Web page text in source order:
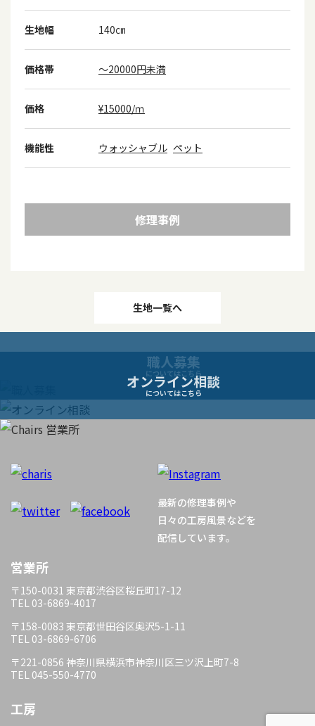
生地幅 140㎝
価格帯 ～20000円未満
価格 ¥15000/ｍ
機能性 ウォッシャブル ペット
修理事例
稿
ビ
ー
シ
ョ
ン
生地一覧へ
職人募集
についてはこちら
オンライン相談
についてはこちら
最新の修理事例や
日々の工房風景などを
配信しています。
営業所
〒150-0031 東京都渋谷区桜丘町17-12
TEL 03-6869-4017
〒158-0083 東京都世田谷区奥沢5-1-11
TEL 03-6869-6706
〒221-0856 神奈川県横浜市神奈川区三ツ沢上町7-8
TEL 045-550-4770
工房